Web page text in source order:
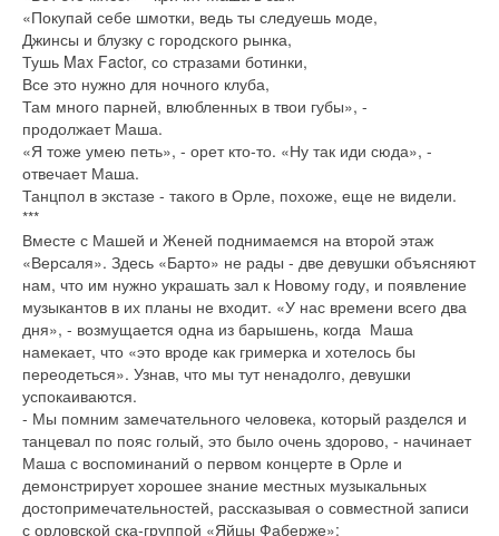
«Покупай себе шмотки, ведь ты следуешь моде,
Джинсы и блузку с городского рынка,
Тушь Max Factor, со стразами ботинки,
Все это нужно для ночного клуба,
Там много парней, влюбленных в твои губы», -
продолжает Маша.
«Я тоже умею петь», - орет кто-то. «Ну так иди сюда», -
отвечает Маша.
Танцпол в экстазе - такого в Орле, похоже, еще не видели.
***
Вместе с Машей и Женей поднимаемся на второй этаж
«Версаля». Здесь «Барто» не рады - две девушки объясняют
нам, что им нужно украшать зал к Новому году, и появление
музыкантов в их планы не входит. «У нас времени всего два
дня», - возмущается одна из барышень, когда Маша
намекает, что «это вроде как гримерка и хотелось бы
переодеться». Узнав, что мы тут ненадолго, девушки
успокаиваются.
- Мы помним замечательного человека, который разделся и
танцевал по пояс голый, это было очень здорово, - начинает
Маша с воспоминаний о первом концерте в Орле и
демонстрирует хорошее знание местных музыкальных
достопримечательностей, рассказывая о совместной записи
с орловской ска-группой «Яйцы Фаберже»: